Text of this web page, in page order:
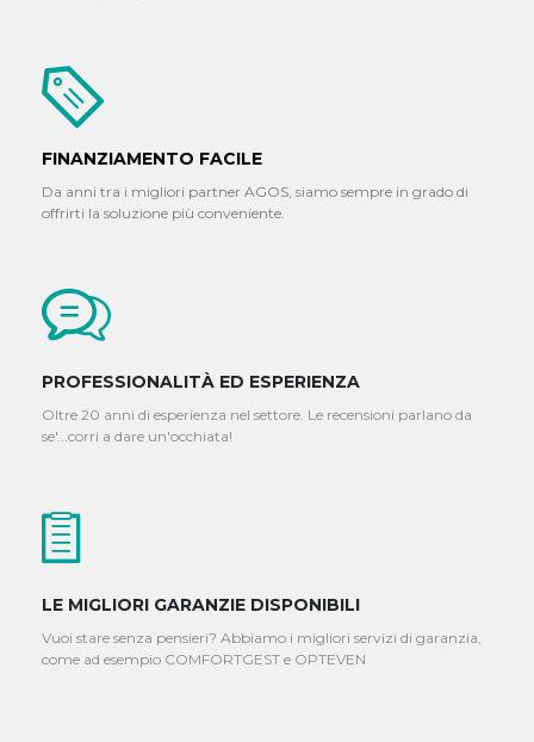
FINANZIAMENTO FACILE
Da anni tra i migliori partner AGOS, siamo sempre in grado di
offrirti la soluzione più conveniente.
PROFESSIONALITÀ ED ESPERIENZA
Oltre 20 anni di esperienza nel settore. Le recensioni parlano da
se'...corri a dare un'occhiata!
LE MIGLIORI GARANZIE DISPONIBILI
Vuoi stare senza pensieri? Abbiamo i migliori servizi di garanzia,
come ad esempio COMFORTGEST e OPTEVEN